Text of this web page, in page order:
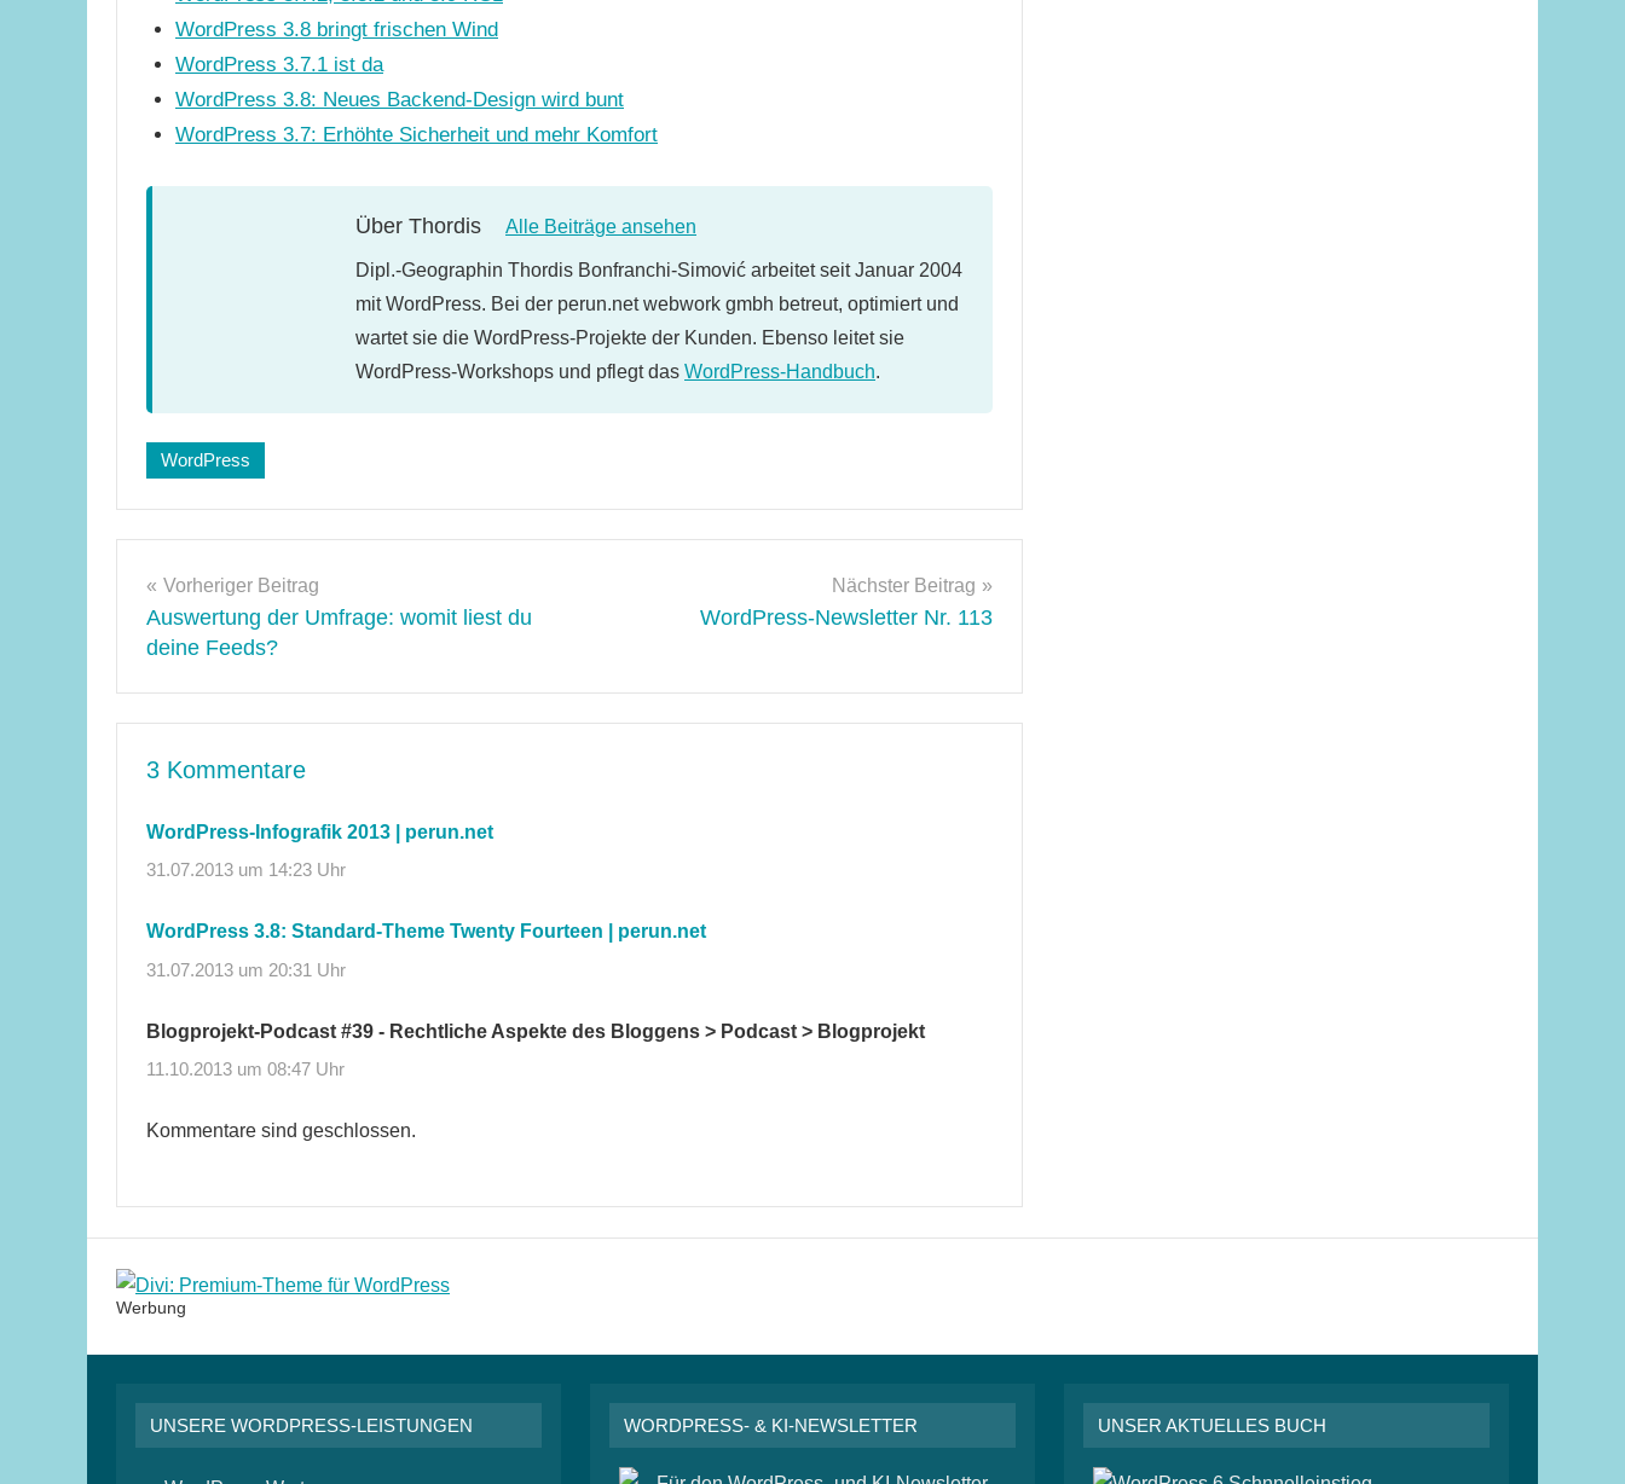
WordPress 3.8 bringt frischen Wind
WordPress 3.7.1 ist da
WordPress 3.8: Neues Backend-Design wird bunt
WordPress 3.7: Erhöhte Sicherheit und mehr Komfort
Über Thordis Alle Beiträge ansehen
Dipl.-Geographin Thordis Bonfranchi-Simović arbeitet seit Januar 2004
mit WordPress. Bei der perun.net webwork gmbh betreut, optimiert und
wartet sie die WordPress-Projekte der Kunden. Ebenso leitet sie
WordPress-Workshops und pflegt das WordPress-Handbuch.
Schlagwörter:
3.7,
wordpress
3.8
WordPress
Beitragsnavigation
Vorheriger Beitrag
Auswertung der Umfrage: womit liest du
deine Feeds?
Nächster Beitrag
WordPress-Newsletter Nr. 113
3 Kommentare
WordPress-Infografik 2013 | perun.net
31.07.2013 um 14:23 Uhr
WordPress 3.8: Standard-Theme Twenty Fourteen | perun.net
31.07.2013 um 20:31 Uhr
Blogprojekt-Podcast #39 - Rechtliche Aspekte des Bloggens > Podcast > Blogprojekt
11.10.2013 um 08:47 Uhr
Kommentare sind geschlossen.
Werbung
UNSERE WORDPRESS-LEISTUNGEN WORDPRESS- & KI-NEWSLETTER UNSER AKTUELLES BUCH